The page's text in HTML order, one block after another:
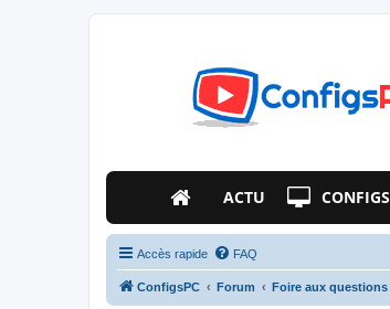
ACTU CONFIGS
Accès rapide FAQ
ConfigsPC Forum Foire aux